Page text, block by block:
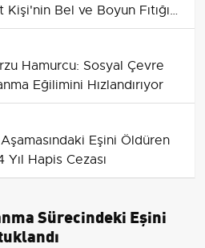
Bel ve Boyun Fıtığı
Hamurcu: Sosyal Çevre
Eğilimini Hızlandırıyor
Eşini Öldüren
Yıl Hapis Cezası
Sürecindeki Eşini